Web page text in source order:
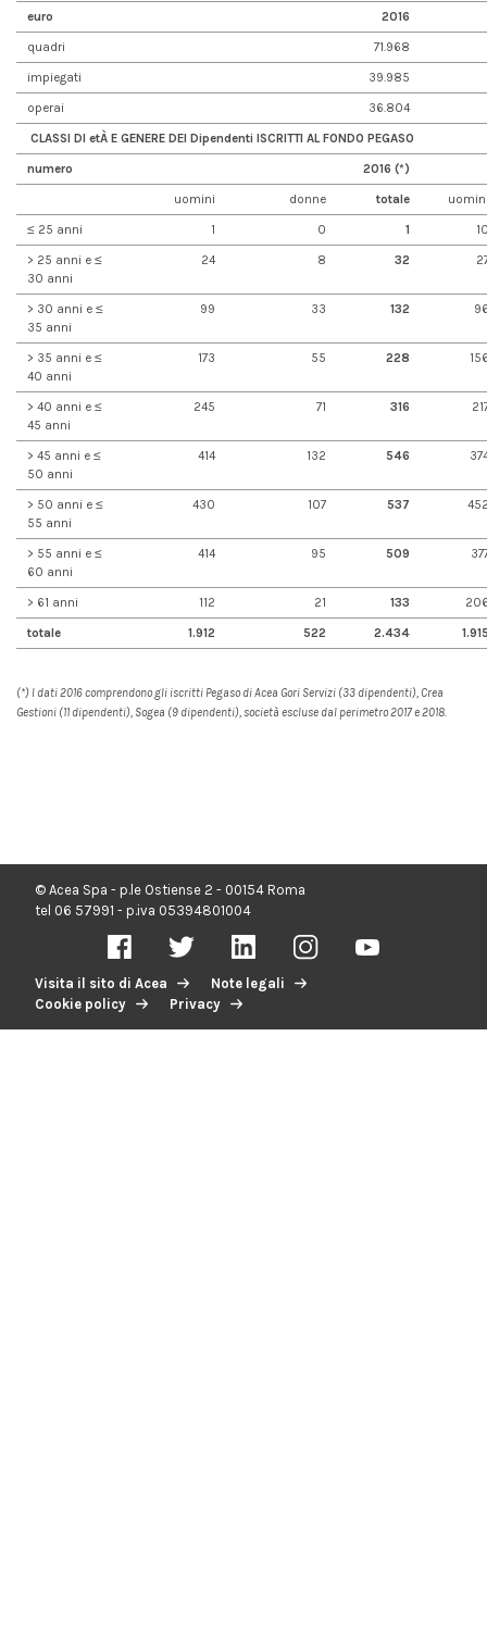
euro
2016
quadri
71.968
impiegati
39.985
operai
36.804
CLASSI DI etÀ E GENERE DEI Dipendenti ISCRITTI AL FONDO PEGASO
numero
2016 (*)
uomini
donne totale
≤ 25 anni
1 0 1
> 25 anni e ≤
30 anni
24 8 32
> 30 anni e ≤
35 anni
99 33 132
> 35 anni e ≤
40 anni
173 55 228
> 40 anni e ≤
45 anni
245 71 316
> 45 anni e ≤
50 anni
414 132 546
> 50 anni e ≤
55 anni
430 107 537
> 55 anni e ≤
60 anni
414 95 509
> 61 anni 112 21 133
totale
1.912 522 2.434
(*) I dati 2016 comprendono gli iscritti Pegaso di Acea Gori Servizi (33 dipendenti), Crea
Gestioni (11 dipendenti), Sogea (9 dipendenti), società escluse dal perimetro 2017 e 2018.
© Acea Spa - p.le Ostiense 2 - 00154 Roma
tel 06 57991 - p.iva 05394801004
Visita il sito di Acea
Note legali
Cookie policy
Privacy